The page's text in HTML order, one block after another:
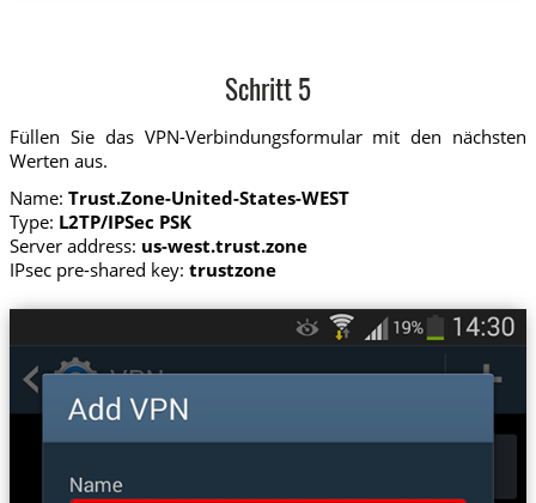
Schritt 5
Füllen Sie das VPN-Verbindungsformular mit den nächsten
Werten aus.
Name: Trust.Zone-United-States-WEST
Type: L2TP/IPSec PSK
Server address: us-west.trust.zone
IPsec pre-shared key: trustzone